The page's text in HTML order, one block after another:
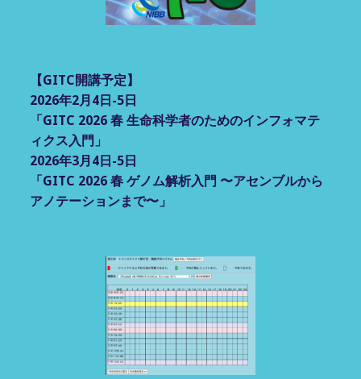
【GITC開講予定】
2026年2月4日-5日
「GITC 2026 春 生命科学者のためのインフォマテ
ィクス入門」
2026年3月4日-5日
「GITC 2026 春 ゲノム解析入門 〜アセンブルから
アノテーションまで〜」